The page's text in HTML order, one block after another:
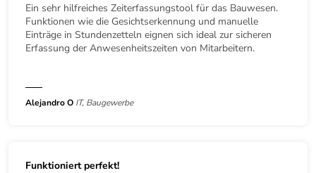
Ein sehr hilfreiches Zeiterfassungstool für das Bauwesen.
Funktionen wie die Gesichtserkennung und manuelle
Einträge in Stundenzetteln eignen sich ideal zur sicheren
Erfassung der Anwesenheitszeiten von Mitarbeitern.
Alejandro O IT, Baugewerbe
Funktioniert perfekt!